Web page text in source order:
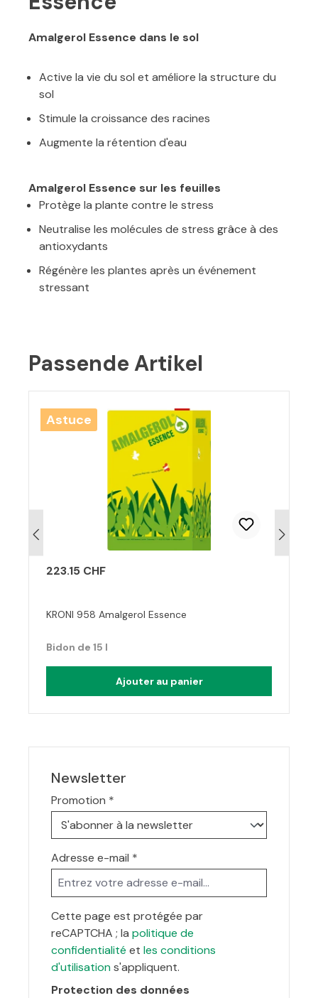
Amalgerol Essence dans le sol
Active la vie du sol et améliore la structure du
sol
Stimule la croissance des racines
Augmente la rétention d'eau
Amalgerol Essence sur les feuilles
Protège la plante contre le stress
Neutralise les molécules de stress grâce à des
antioxydants
Régénère les plantes après un événement
stressant
Ignorer la galerie de produits
Passende Artikel
Astuce
223.15 CHF
KRONI 958 Amalgerol Essence
Bidon de 15 l
Ajouter au panier
Newsletter
Promotion *
Adresse e-mail *
Cette page est protégée par
reCAPTCHA ; la politique de
confidentialité et les conditions
d'utilisations'appliquent.
Protection des données